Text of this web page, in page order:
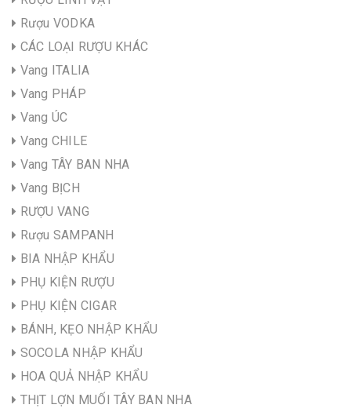
Rượu VODKA
CÁC LOẠI RƯỢU KHÁC
Vang ITALIA
Vang PHÁP
Vang ÚC
Vang CHILE
Vang TÂY BAN NHA
Vang BỊCH
RƯỢU VANG
Rượu SAMPANH
BIA NHẬP KHẨU
PHỤ KIỆN RƯỢU
PHỤ KIỆN CIGAR
BÁNH, KẸO NHẬP KHẨU
SOCOLA NHẬP KHẨU
HOA QUẢ NHẬP KHẨU
THỊT LỢN MUỐI TÂY BAN NHA